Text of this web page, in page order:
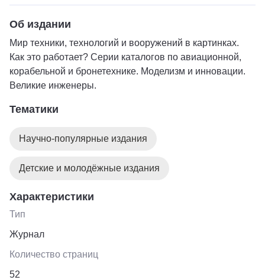
Об издании
Мир техники, технологий и вооружений в картинках.
Как это работает? Серии каталогов по авиационной,
корабельной и бронетехнике. Моделизм и инновации.
Великие инженеры.
Тематики
Научно-популярные издания
Детские и молодёжные издания
Характеристики
Тип
Журнал
Количество страниц
52